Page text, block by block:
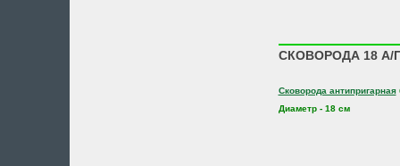
СКОВОРОДА 18 А/
Сковорода антипригарная
Диаметр - 18 см